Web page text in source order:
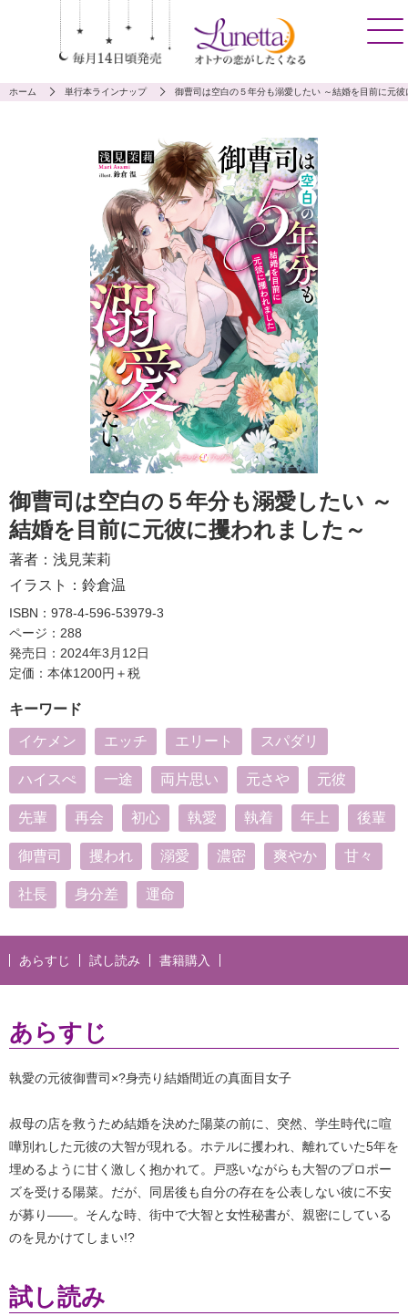
ホーム 単行本ラインナップ 御曹司は空白の５年分も溺愛したい ～結婚を目前に元
御曹司は空白の５年分も溺愛したい ～
結婚を目前に元彼に攫われました～
著者： 浅見茉莉
イラスト： 鈴倉温
ISBN：978-4-596-53979-3
ページ：288
発売日：2024年3月12日
定価：本体1200円＋税
キーワード
イケメン エッチ エリート スパダリ
ハイスぺ 一途 両片思い 元さや 元彼
先輩 再会 初心 執愛 執着 年上 後輩
御曹司 攫われ 溺愛 濃密 爽やか 甘々
社長 身分差 運命
あらすじ 試し読み 書籍購入
あらすじ
執愛の元彼御曹司×?身売り結婚間近の真面目女子
叔母の店を救うため結婚を決めた陽菜の前に、突然、学生時代に喧
嘩別れした元彼の大智が現れる。ホテルに攫われ、離れていた5年を
埋めるように甘く激しく抱かれて。戸惑いながらも大智のプロポー
ズを受ける陽菜。だが、同居後も自分の存在を公表しない彼に不安
が募り――。そんな時、街中で大智と女性秘書が、親密にしている
のを見かけてしまい!?
試し読み